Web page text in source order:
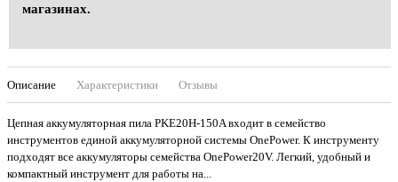
магазинах.
Описание Характеристики Отзывы
Цепная аккумуляторная пила PKE20H-150A входит в семейство
инструментов единой аккумуляторной системы OnePower. К инструменту
подходят все аккумуляторы семейства OnePower20V. Легкий, удобный и
компактный инструмент для работы на...